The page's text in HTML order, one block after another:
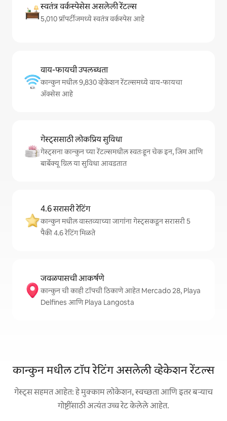
स्वतंत्र वर्कस्पेसेस असलेली रेंटल्स
5,010 प्रॉपर्टीजमध्ये स्वतंत्र वर्कस्पेस आहे
वाय-फायची उपलब्धता
कान्कुन मधील 9,830 व्हेकेशन रेंटल्समध्ये वाय-फायचा
अ‍ॅक्सेस आहे
गेस्ट्ससाठी लोकप्रिय सुविधा
गेस्ट्सना कान्कुन च्या रेंटल्समधील स्वतःहून चेक इन, जिम आणि
बार्बेक्यू ग्रिल या सुविधा आवडतात
4.6 सरासरी रेटिंग
कान्कुन मधील वास्तव्याच्या जागांना गेस्ट्सकडून सरासरी 5
पैकी 4.6 रेटिंग मिळते
जवळपासची आकर्षणे
कान्कुन ची काही टॉपची ठिकाणे आहेत Mercado 28, Playa
Delfines आणि Playa Langosta
कान्कुन मधील टॉप रेटिंग असलेली व्हेकेशन रेंटल्स
गेस्ट्स सहमत आहेत: हे मुक्काम लोकेशन, स्वच्छता आणि इतर बऱ्याच
गोष्टींसाठी अत्यंत उच्च रेट केलेले आहेत.